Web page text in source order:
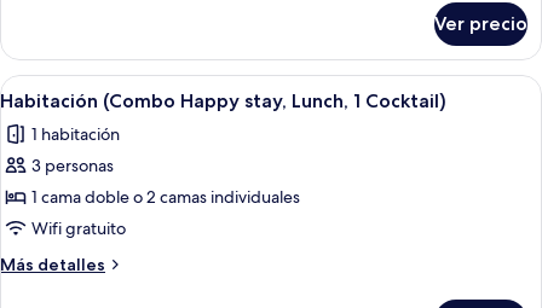
(Garda
Free
1
Signature
Cocktail)
Deluxe
con
2
individuales
(Garda
Signature
Ver precio
Abrir
todas
las
fotos
de
Habitación
(Combo
Happy
Una habitación de hotel con una
34
Habitación (Combo Happy stay, Lunch, 1 Cocktail)
1 habitación
3 personas
1 cama doble o 2 camas individuales
Wifi gratuito
Más detalles
Más